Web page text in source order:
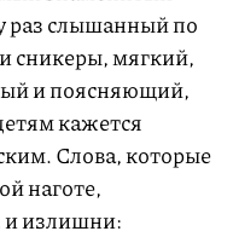
раз слышанный по
сникеры, мягкий,
и поясняющий,
кажется
Слова, которые
наготе,
и излишни: